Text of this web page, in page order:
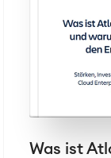
Was ist